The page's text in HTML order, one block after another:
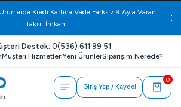
Kredi Kartına Vade Farksız 9 Ay'a Varan
Taksit İmkanı!
Destek: 0(536) 611 99 51
Müşteri HizmetleriYeni ÜrünlerSiparişim Nerede?
Giriş Yap / Kaydol
0